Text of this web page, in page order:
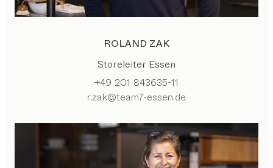
ROLAND ZAK
Storeleiter Essen
+49 201 843635-11
r.zak@team7-essen.de